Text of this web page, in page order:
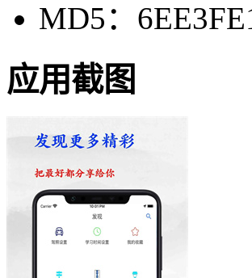
MD5：
应用截图